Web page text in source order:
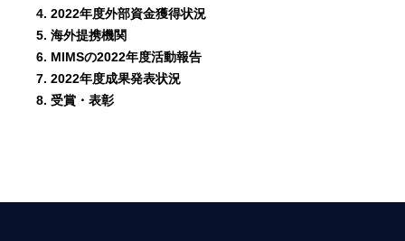
4. 2022年度外部資金獲得状況
5. 海外提携機関
6. MIMSの2022年度活動報告
7. 2022年度成果発表状況
8. 受賞・表彰